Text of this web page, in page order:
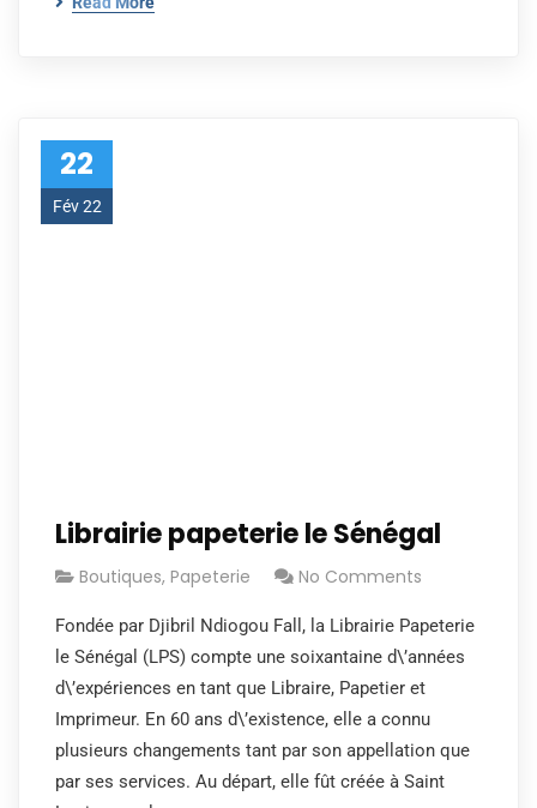
22
Fév 22
Librairie papeterie le Sénégal
Boutiques, Papeterie No Comments
Fondée par Djibril Ndiogou Fall, la Librairie Papeterie
le Sénégal (LPS) compte une soixantaine d\’années
d\’expériences en tant que Libraire, Papetier et
Imprimeur. En 60 ans d\’existence, elle a connu
plusieurs changements tant par son appellation que
par ses services. Au départ, elle fût créée à Saint